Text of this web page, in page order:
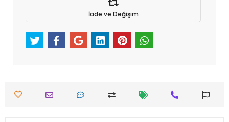
İade ve Değişim